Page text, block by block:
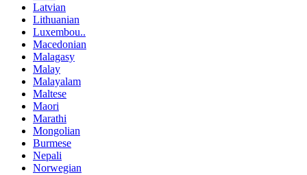
Latvian
Lithuanian
Luxembou..
Macedonian
Malagasy
Malay
Malayalam
Maltese
Maori
Marathi
Mongolian
Burmese
Nepali
Norwegian